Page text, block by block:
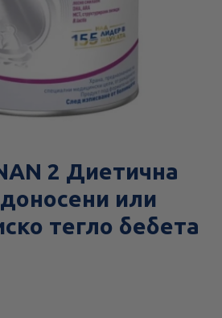
2 Диетична
или
тегло бебета